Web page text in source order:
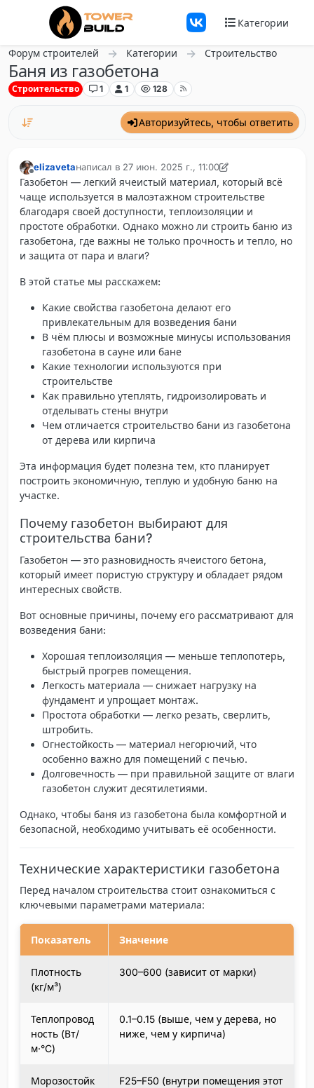
Перейти к содержанию
Категории
Форум строителей Категории Строительство
Баня из газобетона
Строительство 1 1 128
Авторизуйтесь, чтобы ответить
Не в сети
elizavetaнаписал в 27 июн. 2025 г., 11:00
отредактировано sofia
Газобетон — легкий ячеистый материал, который всё
чаще используется в малоэтажном строительстве
благодаря своей доступности, теплоизоляции и
простоте обработки. Однако можно ли строить баню из
газобетона, где важны не только прочность и тепло, но
и защита от пара и влаги?
В этой статье мы расскажем:
Какие свойства газобетона делают его
привлекательным для возведения бани
В чём плюсы и возможные минусы использования
газобетона в сауне или бане
Какие технологии используются при
строительстве
Как правильно утеплять, гидроизолировать и
отделывать стены внутри
Чем отличается строительство бани из газобетона
от дерева или кирпича
Эта информация будет полезна тем, кто планирует
построить экономичную, теплую и удобную баню на
участке.
Почему газобетон выбирают для
строительства бани?
Газобетон — это разновидность ячеистого бетона,
который имеет пористую структуру и обладает рядом
интересных свойств.
Вот основные причины, почему его рассматривают для
возведения бани:
Хорошая теплоизоляция — меньше теплопотерь,
быстрый прогрев помещения.
Легкость материала — снижает нагрузку на
фундамент и упрощает монтаж.
Простота обработки — легко резать, сверлить,
штробить.
Огнестойкость — материал негорючий, что
особенно важно для помещений с печью.
Долговечность — при правильной защите от влаги
газобетон служит десятилетиями.
Однако, чтобы баня из газобетона была комфортной и
безопасной, необходимо учитывать её особенности.
Технические характеристики газобетона
Перед началом строительства стоит ознакомиться с
ключевыми параметрами материала:
Показатель Значение
Плотность
(кг/м³)
300–600 (зависит от марки)
Теплопровод
ность (Вт/
м·°C)
0.1–0.15 (выше, чем у дерева, но
ниже, чем у кирпича)
Морозостойк
F25–F50 (внутри помещения этот